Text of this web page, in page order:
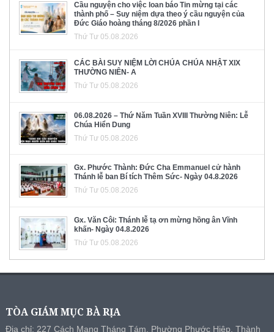
Cầu nguyện cho việc loan báo Tin mừng tại các
thành phố – Suy niệm dựa theo ý cầu nguyện của
Đức Giáo hoàng tháng 8/2026 phần I
Thứ Tư 05.08.2026
CÁC BÀI SUY NIỆM LỜI CHÚA CHÚA NHẬT XIX
THƯỜNG NIÊN- A
Thứ Tư 05.08.2026
06.08.2026 – Thứ Năm Tuần XVIII Thường Niên: Lễ
Chúa Hiển Dung
Thứ Tư 05.08.2026
Gx. Phước Thành: Đức Cha Emmanuel cử hành
Thánh lễ ban Bí tích Thêm Sức- Ngày 04.8.2026
Thứ Tư 05.08.2026
Gx. Văn Côi: Thánh lễ tạ ơn mừng hồng ân Vĩnh
khấn- Ngày 04.8.2026
Thứ Tư 05.08.2026
TÒA GIÁM MỤC BÀ RỊA
Địa chỉ: 227 Cách Mạng Tháng Tám, Phường Phước Hiệp, Thành